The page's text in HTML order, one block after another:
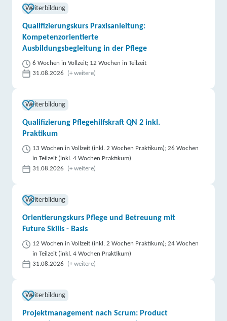
Weiterbildung
Qualifizierungskurs Praxisanleitung:
Kompetenzorientierte
Ausbildungsbegleitung in der Pflege
6 Wochen in Vollzeit; 12 Wochen in Teilzeit
31.08.2026
(+ weitere)
Weiterbildung
Qualifizierung Pflegehilfskraft QN 2 inkl.
Praktikum
13 Wochen in Vollzeit (inkl. 2 Wochen Praktikum); 26 Wochen
in Teilzeit (inkl. 4 Wochen Praktikum)
31.08.2026
(+ weitere)
Weiterbildung
Orientierungskurs Pflege und Betreuung mit
Future Skills - Basis
12 Wochen in Vollzeit (inkl. 2 Wochen Praktikum); 24 Wochen
in Teilzeit (inkl. 4 Wochen Praktikum)
31.08.2026
(+ weitere)
Weiterbildung
Projektmanagement nach Scrum: Product